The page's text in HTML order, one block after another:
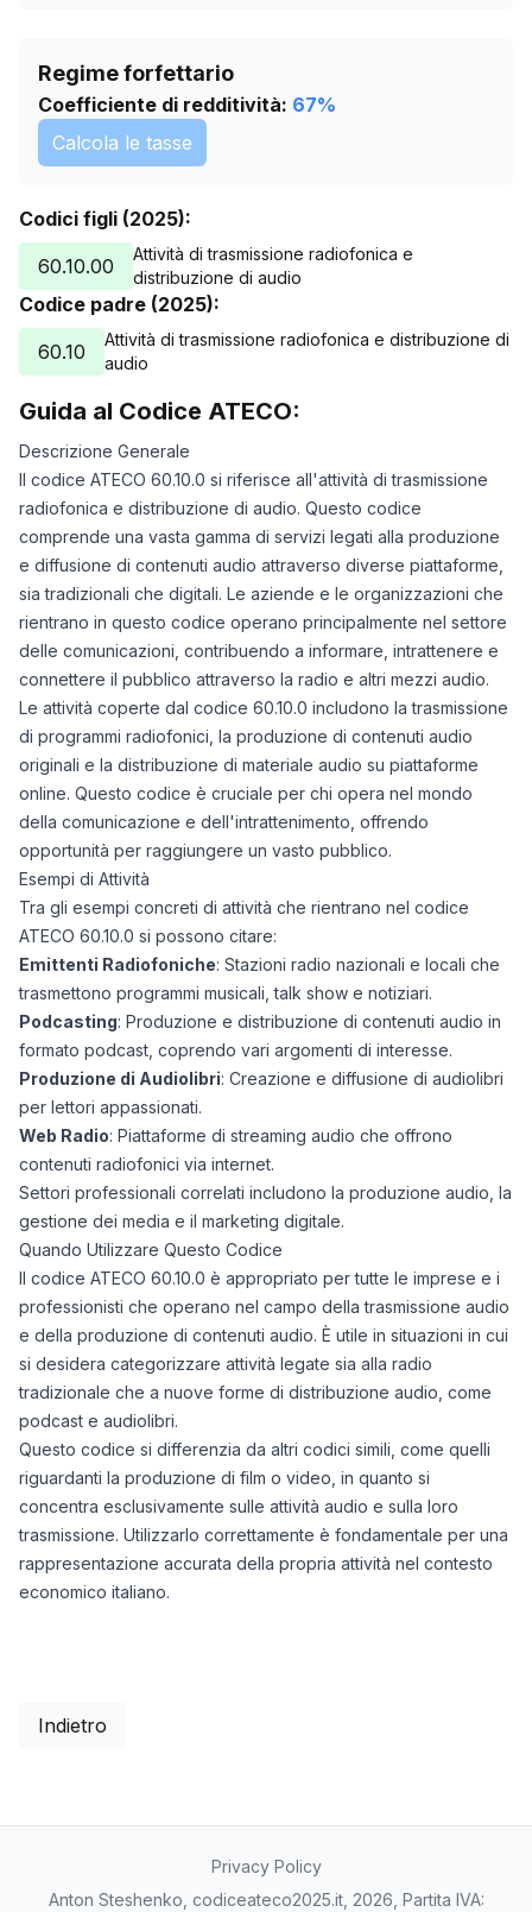
Regime forfettario
Coefficiente di redditività: 67%
Calcola le tasse
Codici figli (2025):
60.10.00
Attività di trasmissione radiofonica e
distribuzione di audio
Codice padre (2025):
60.10
Attività di trasmissione radiofonica e distribuzione di
audio
Guida al Codice ATECO:
Descrizione Generale
Il codice ATECO 60.10.0 si riferisce all'attività di trasmissione
radiofonica e distribuzione di audio. Questo codice
comprende una vasta gamma di servizi legati alla produzione
e diffusione di contenuti audio attraverso diverse piattaforme,
sia tradizionali che digitali. Le aziende e le organizzazioni che
rientrano in questo codice operano principalmente nel settore
delle comunicazioni, contribuendo a informare, intrattenere e
connettere il pubblico attraverso la radio e altri mezzi audio.
Le attività coperte dal codice 60.10.0 includono la trasmissione
di programmi radiofonici, la produzione di contenuti audio
originali e la distribuzione di materiale audio su piattaforme
online. Questo codice è cruciale per chi opera nel mondo
della comunicazione e dell'intrattenimento, offrendo
opportunità per raggiungere un vasto pubblico.
Esempi di Attività
Tra gli esempi concreti di attività che rientrano nel codice
ATECO 60.10.0 si possono citare:
Emittenti Radiofoniche: Stazioni radio nazionali e locali che
trasmettono programmi musicali, talk show e notiziari.
Podcasting: Produzione e distribuzione di contenuti audio in
formato podcast, coprendo vari argomenti di interesse.
Produzione di Audiolibri: Creazione e diffusione di audiolibri
per lettori appassionati.
Web Radio: Piattaforme di streaming audio che offrono
contenuti radiofonici via internet.
Settori professionali correlati includono la produzione audio, la
gestione dei media e il marketing digitale.
Quando Utilizzare Questo Codice
Il codice ATECO 60.10.0 è appropriato per tutte le imprese e i
professionisti che operano nel campo della trasmissione audio
e della produzione di contenuti audio. È utile in situazioni in cui
si desidera categorizzare attività legate sia alla radio
tradizionale che a nuove forme di distribuzione audio, come
podcast e audiolibri.
Questo codice si differenzia da altri codici simili, come quelli
riguardanti la produzione di film o video, in quanto si
concentra esclusivamente sulle attività audio e sulla loro
trasmissione. Utilizzarlo correttamente è fondamentale per una
rappresentazione accurata della propria attività nel contesto
economico italiano.
Indietro
Privacy Policy
Anton Steshenko, codiceateco2025.it, 2026, Partita IVA: